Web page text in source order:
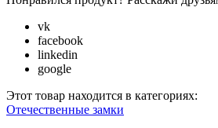
vk
facebook
linkedin
google
Этот товар находится в категориях:
Отечественные замки